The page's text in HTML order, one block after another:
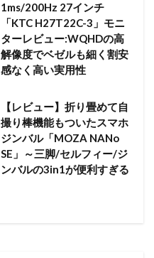
1ms/200Hz 27インチ
「KTC H27T22C-3」モニ
ターレビュー:WQHDの高
解像度でベゼルも細く割安
感なく高い実用性
【レビュー】折り畳めて自
撮り棒機能もついたスマホ
ジンバル「MOZA NANo
SE」～三脚/セルフィー/ジ
ンバルの3in1が便利すぎる